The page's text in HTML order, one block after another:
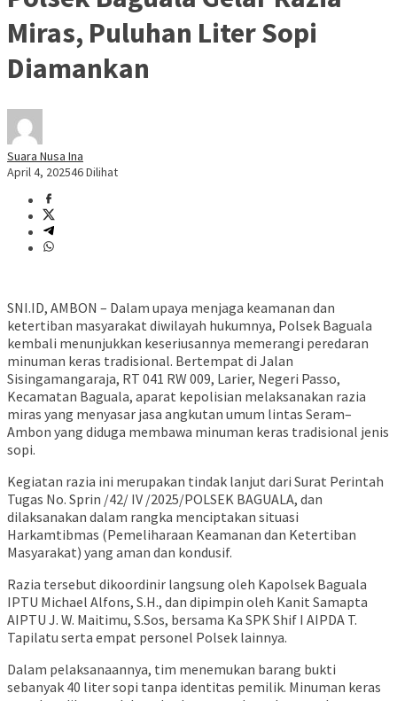
Miras, Puluhan Liter Sopi
Diamankan
Suara Nusa Ina
April 4, 202546 Dilihat
SNI.ID, AMBON – Dalam upaya menjaga keamanan dan
ketertiban masyarakat diwilayah hukumnya, Polsek Baguala
kembali menunjukkan keseriusannya memerangi peredaran
minuman keras tradisional. Bertempat di Jalan
Sisingamangaraja, RT 041 RW 009, Larier, Negeri Passo,
Kecamatan Baguala, aparat kepolisian melaksanakan razia
miras yang menyasar jasa angkutan umum lintas Seram–
Ambon yang diduga membawa minuman keras tradisional jenis
sopi.
Kegiatan razia ini merupakan tindak lanjut dari Surat Perintah
Tugas No. Sprin /42/ IV /2025/POLSEK BAGUALA, dan
dilaksanakan dalam rangka menciptakan situasi
Harkamtibmas (Pemeliharaan Keamanan dan Ketertiban
Masyarakat) yang aman dan kondusif.
Razia tersebut dikoordinir langsung oleh Kapolsek Baguala
IPTU Michael Alfons, S.H., dan dipimpin oleh Kanit Samapta
AIPTU J. W. Maitimu, S.Sos, bersama Ka SPK Shif I AIPDA T.
Tapilatu serta empat personel Polsek lainnya.
Dalam pelaksanaannya, tim menemukan barang bukti
sebanyak 40 liter sopi tanpa identitas pemilik. Minuman keras